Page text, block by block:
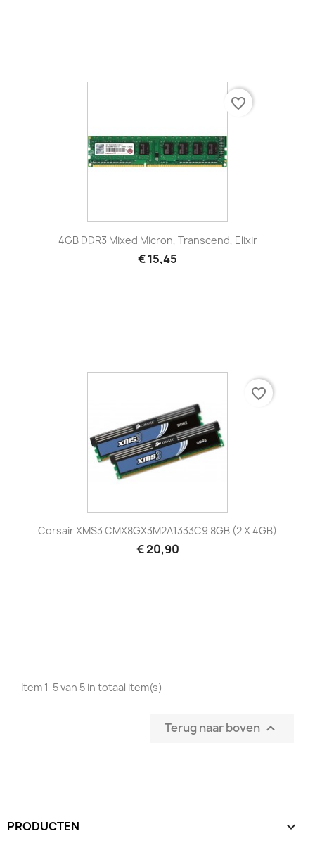
4GB DDR3 Mixed Micron, Transcend, Elixir
€ 15,45
favorite_border
Corsair XMS3 CMX8GX3M2A1333C9 8GB (2 X 4GB)
€ 20,90
favorite_border
Item 1-5 van 5 in totaal item(s)
Terug naar boven 
PRODUCTEN 